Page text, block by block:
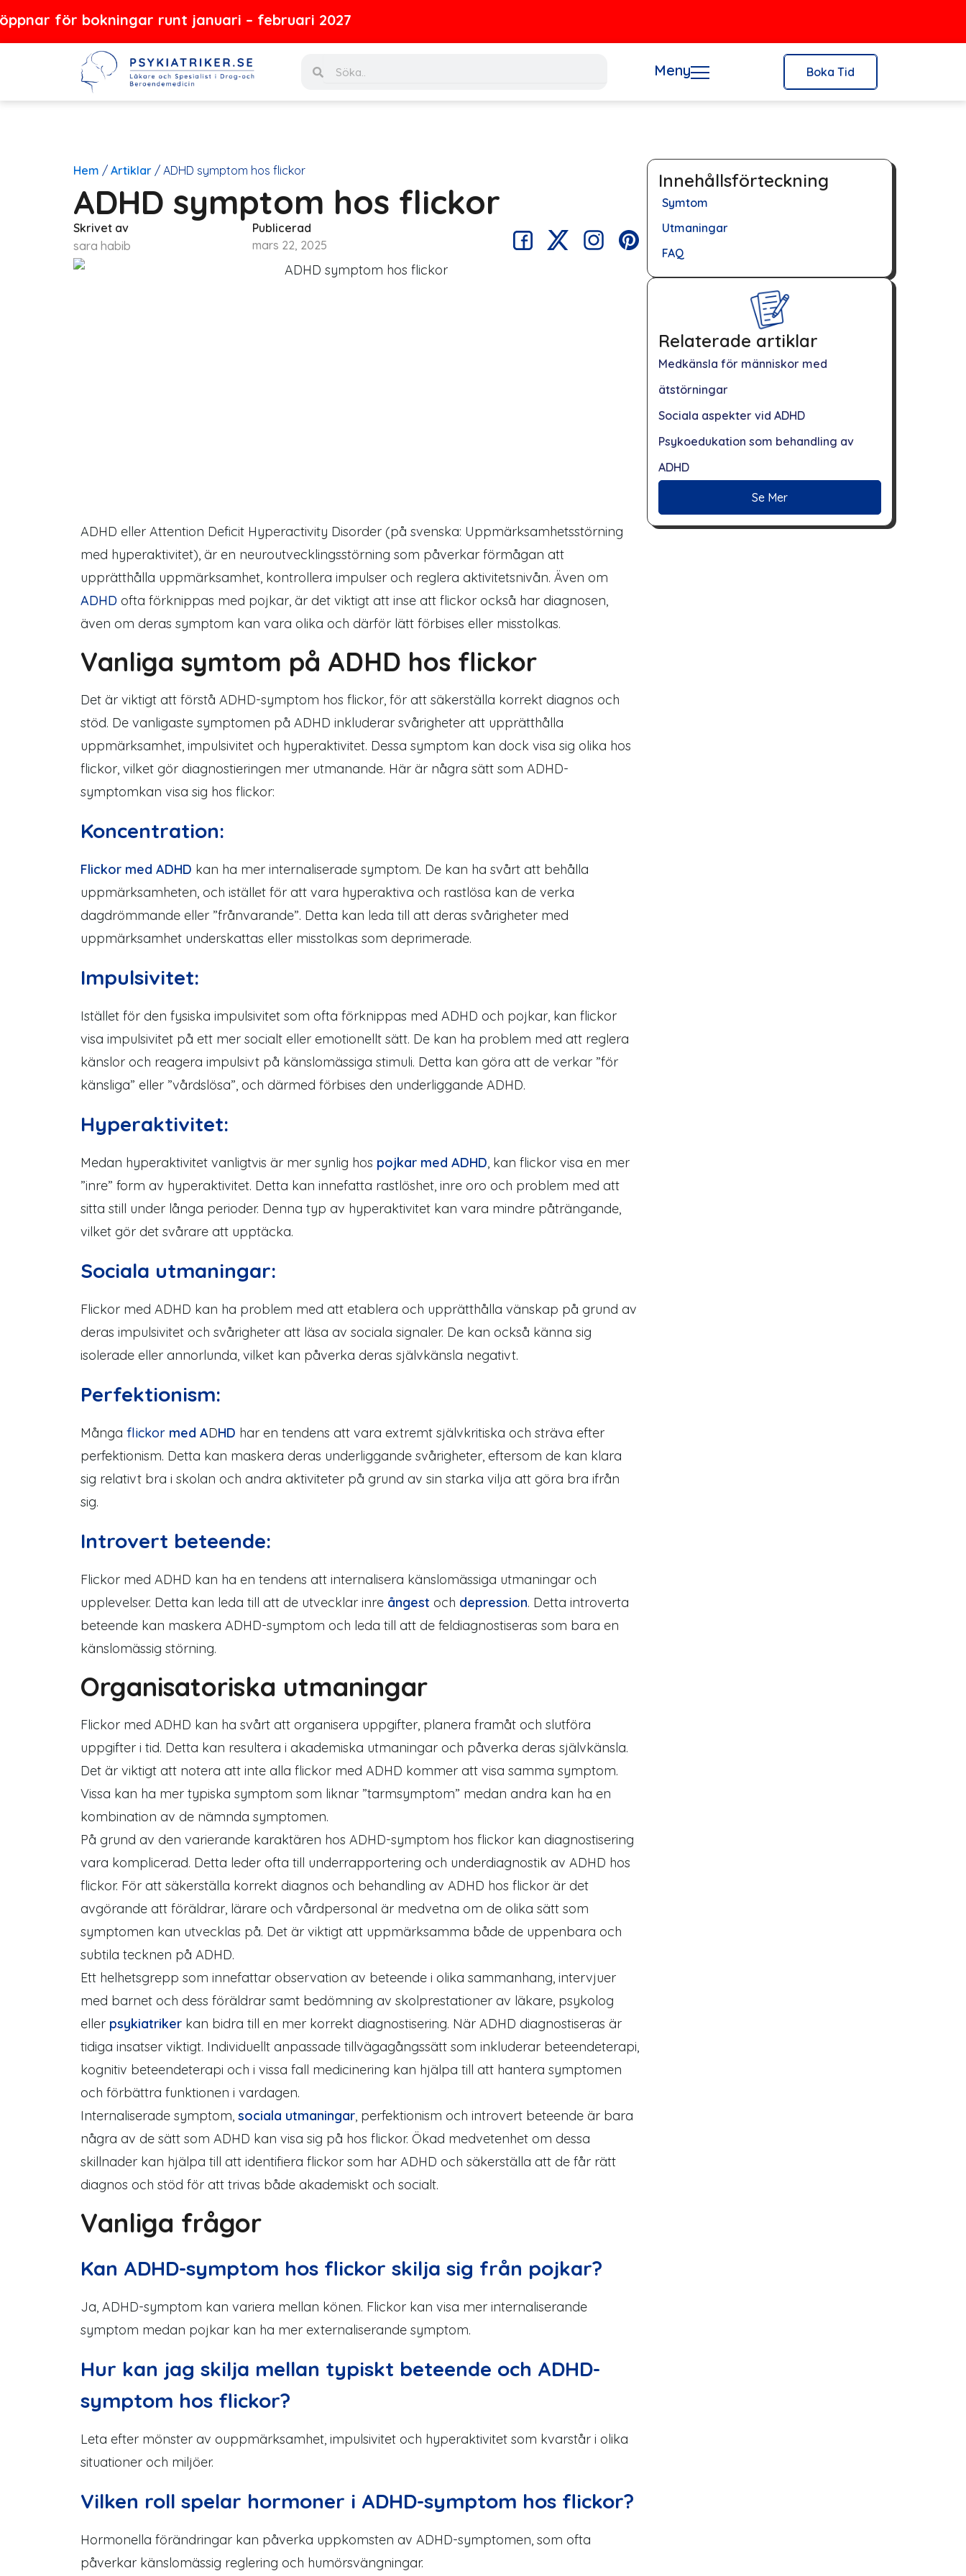
bokningar runt januari – februari 2027
Hoppa
Meny Boka Tid
Hem / Artiklar / ADHD symptom hos flickor
ADHD symptom hos flickor
Skrivet av
sara habib
Publicerad
mars 22, 2025
ADHD eller Attention Deficit Hyperactivity Disorder (på svenska: Uppmärksamhetsstörning
med hyperaktivitet), är en neuroutvecklingsstörning som påverkar förmågan att
upprätthålla uppmärksamhet, kontrollera impulser och reglera aktivitetsnivån. Även om
ADHD ofta förknippas med pojkar, är det viktigt att inse att flickor också har diagnosen,
även om deras symptom kan vara olika och därför lätt förbises eller misstolkas.
Vanliga symtom på ADHD hos flickor
Det är viktigt att förstå ADHD-symptom hos flickor, för att säkerställa korrekt diagnos och
stöd. De vanligaste symptomen på ADHD inkluderar svårigheter att upprätthålla
uppmärksamhet, impulsivitet och hyperaktivitet. Dessa symptom kan dock visa sig olika hos
flickor, vilket gör diagnostieringen mer utmanande. Här är några sätt som ADHD-
symptomkan visa sig hos flickor:
Koncentration:
Flickor med ADHD kan ha mer internaliserade symptom. De kan ha svårt att behålla
uppmärksamheten, och istället för att vara hyperaktiva och rastlösa kan de verka
dagdrömmande eller ”frånvarande”. Detta kan leda till att deras svårigheter med
uppmärksamhet underskattas eller misstolkas som deprimerade.
Impulsivitet:
Istället för den fysiska impulsivitet som ofta förknippas med ADHD och pojkar, kan flickor
visa impulsivitet på ett mer socialt eller emotionellt sätt. De kan ha problem med att reglera
känslor och reagera impulsivt på känslomässiga stimuli. Detta kan göra att de verkar ”för
känsliga” eller ”vårdslösa”, och därmed förbises den underliggande ADHD.
Hyperaktivitet:
Medan hyperaktivitet vanligtvis är mer synlig hos pojkar med ADHD, kan flickor visa en mer
”inre” form av hyperaktivitet. Detta kan innefatta rastlöshet, inre oro och problem med att
sitta still under långa perioder. Denna typ av hyperaktivitet kan vara mindre påträngande,
vilket gör det svårare att upptäcka.
Sociala utmaningar:
Flickor med ADHD kan ha problem med att etablera och upprätthålla vänskap på grund av
deras impulsivitet och svårigheter att läsa av sociala signaler. De kan också känna sig
isolerade eller annorlunda, vilket kan påverka deras självkänsla negativt.
Perfektionism:
Många flickor med ADHD har en tendens att vara extremt självkritiska och sträva efter
perfektionism. Detta kan maskera deras underliggande svårigheter, eftersom de kan klara
sig relativt bra i skolan och andra aktiviteter på grund av sin starka vilja att göra bra ifrån
sig.
Introvert beteende:
Flickor med ADHD kan ha en tendens att internalisera känslomässiga utmaningar och
upplevelser. Detta kan leda till att de utvecklar inre ångest och depression. Detta introverta
beteende kan maskera ADHD-symptom och leda till att de feldiagnostiseras som bara en
känslomässig störning.
Organisatoriska utmaningar
Flickor med ADHD kan ha svårt att organisera uppgifter, planera framåt och slutföra
uppgifter i tid. Detta kan resultera i akademiska utmaningar och påverka deras självkänsla.
Det är viktigt att notera att inte alla flickor med ADHD kommer att visa samma symptom.
Vissa kan ha mer typiska symptom som liknar ”tarmsymptom” medan andra kan ha en
kombination av de nämnda symptomen.
På grund av den varierande karaktären hos ADHD-symptom hos flickor kan diagnostisering
vara komplicerad. Detta leder ofta till underrapportering och underdiagnostik av ADHD hos
flickor. För att säkerställa korrekt diagnos och behandling av ADHD hos flickor är det
avgörande att föräldrar, lärare och vårdpersonal är medvetna om de olika sätt som
symptomen kan utvecklas på. Det är viktigt att uppmärksamma både de uppenbara och
subtila tecknen på ADHD.
Ett helhetsgrepp som innefattar observation av beteende i olika sammanhang, intervjuer
med barnet och dess föräldrar samt bedömning av skolprestationer av läkare, psykolog
eller psykiatriker kan bidra till en mer korrekt diagnostisering. När ADHD diagnostiseras är
tidiga insatser viktigt. Individuellt anpassade tillvägagångssätt som inkluderar beteendeterapi,
kognitiv beteendeterapi och i vissa fall medicinering kan hjälpa till att hantera symptomen
och förbättra funktionen i vardagen.
Internaliserade symptom, sociala utmaningar, perfektionism och introvert beteende är bara
några av de sätt som ADHD kan visa sig på hos flickor. Ökad medvetenhet om dessa
skillnader kan hjälpa till att identifiera flickor som har ADHD och säkerställa att de får rätt
diagnos och stöd för att trivas både akademiskt och socialt.
Vanliga frågor
Kan ADHD-symptom hos flickor skilja sig från pojkar?
Ja, ADHD-symptom kan variera mellan könen. Flickor kan visa mer internaliserande
symptom medan pojkar kan ha mer externaliserande symptom.
Hur kan jag skilja mellan typiskt beteende och ADHD-
symptom hos flickor?
Leta efter mönster av ouppmärksamhet, impulsivitet och hyperaktivitet som kvarstår i olika
situationer och miljöer.
Vilken roll spelar hormoner i ADHD-symptom hos flickor?
Hormonella förändringar kan påverka uppkomsten av ADHD-symptomen, som ofta
påverkar känslomässig reglering och humörsvängningar.
Innehållsförteckning
Symtom
Utmaningar
FAQ
Relaterade artiklar
Medkänsla för människor med
ätstörningar
Sociala aspekter vid ADHD
Psykoedukation som behandling av
ADHD
Se Mer